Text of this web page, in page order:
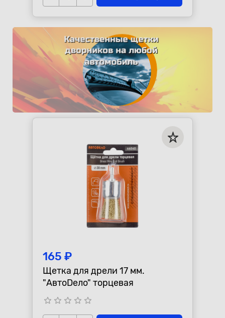
165 ₽
Щетка для дрели 17 мм.
"АвтоDело" торцевая
star_border star_border star_border star_border star_border